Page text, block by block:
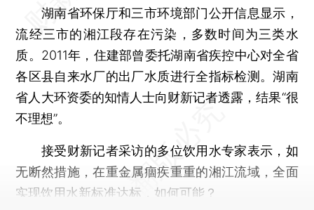
湖南省环保厅和三市环境部门公开信息显示，
流经三市的湘江段存在污染，多数时间为三类水
质。2011年，住建部曾委托湖南省疾控中心对全省
各区县自来水厂的出厂水质进行全指标检测。湖南
省人大环资委的知情人士向财新记者透露，结果“很
不理想”。
接受财新记者采访的多位饮用水专家表示，如
无断然措施，在重金属痼疾重重的湘江流域，全面
实现饮用水新标准达标，如何可能？